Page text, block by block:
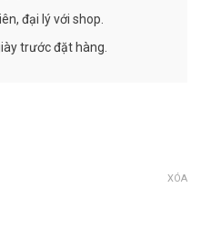
đại lý với shop.
trước đặt hàng.
XÓA